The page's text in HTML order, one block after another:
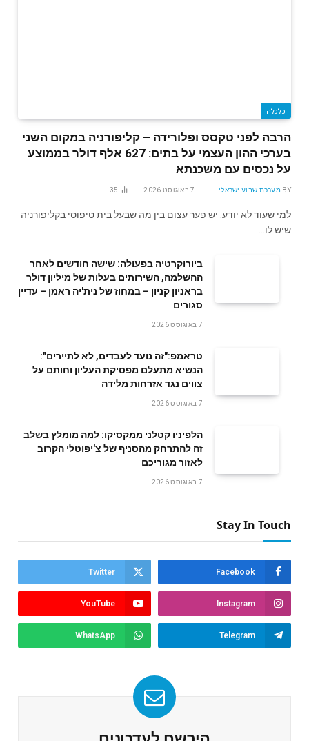
כלכלה
הרבה לפני טקסס ופלורידה – קליפורניה במקום השני
בערכי ההון העצמי על בתים: 627 אלף דולר בממוצע
על נכסים עם משכנתא
BY מערכת שבוע ישראלי 7 באוגוסט 2026 35
למי שעוד לא יודע: יש פער עצום בין מה שבעל בית טיפוסי בקליפורניה
שיש לו…
ביורוקרטיה בפעולה: שישה חודשים לאחר
ההשלמה, השירותים בעלות של מיליון דולר
בראניון קניון – במחוז של נית'יה ראמן – עדיין
סגורים
7 באוגוסט 2026
טראמפ:"זה נועד לעבדים, לא לתיירים":
הנשיא מתעלם מפסיקת העליון וחותם על
צווים נגד אזרחות מלידה
7 באוגוסט 2026
הלפיניו קטלני ממקסיקו: למה מומלץ בשלב
זה להתרחק מהסניף של צ'יפוטלי הקרוב
לאזור מגוריכם
7 באוגוסט 2026
Stay In Touch
Facebook
Twitter
Instagram
YouTube
Telegram
WhatsApp